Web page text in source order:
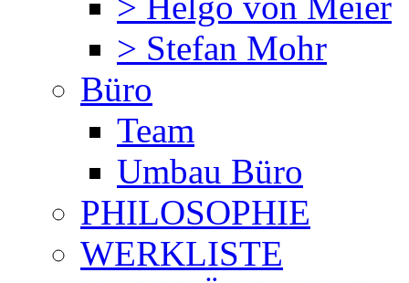
> Stefan Mohr
Büro
Team
Umbau Büro
PHILOSOPHIE
WERKLISTE